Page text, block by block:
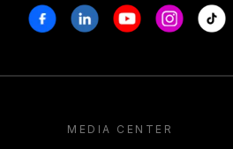
FacebookLinkedinYoutubeInstagram
Tiktok
MEDIA CENTER